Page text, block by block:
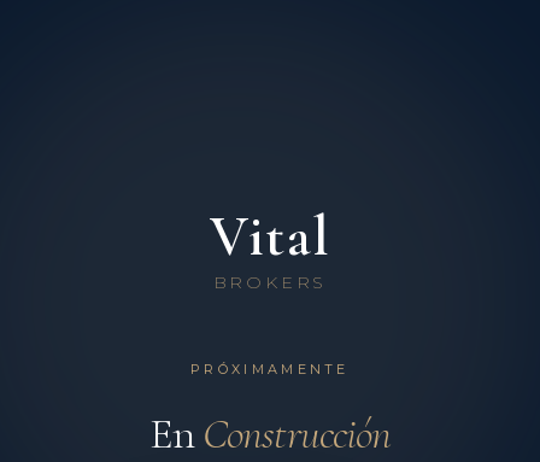
Vital
BROKERS
PRÓXIMAMENTE
EnConstrucción